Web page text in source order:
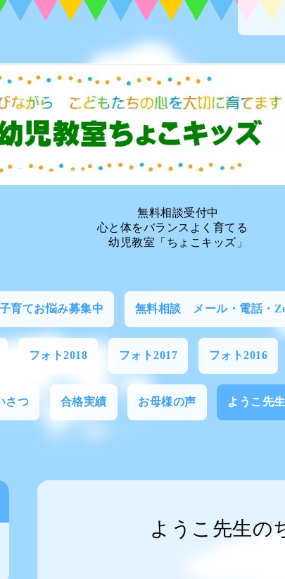
無料相談受付中
心と体をバランスよく育てる
幼児教室「ちょこキッズ」
子育てお悩み募集中 無料相談 メール・電話・
フォト2018 フォト2017 フォト2016
さつ 合格実績 お母様の声 ようこ先
ようこ先生の